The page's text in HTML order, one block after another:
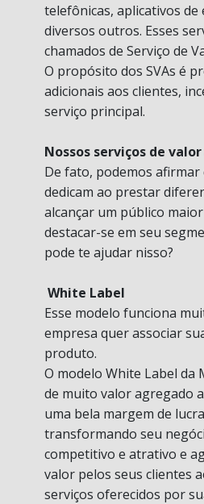
telefônicas, aplicativos
diversos outros. Esses
chamados de Serviço de
O propósito dos SVAs é
adicionais aos clientes,
serviço principal.
Nossos serviços de
De fato, podemos afirmar
dedicam ao prestar
alcançar um público
destacar-se em seu
pode te ajudar nisso?
White Label
Esse modelo funciona
empresa quer associar
produto.
O modelo White Label
de muito valor agregado
uma bela margem de
transformando seu
competitivo e atrativo e
valor pelos seus clientes
serviços oferecidos por